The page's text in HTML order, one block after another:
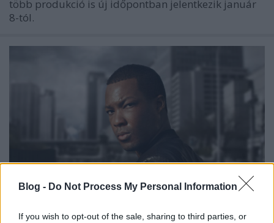
Blog - Do Not Process My Personal Information
If you wish to opt-out of the sale, sharing to third parties, or
több produkció is új időpontban jelentkezik január
8-tól.